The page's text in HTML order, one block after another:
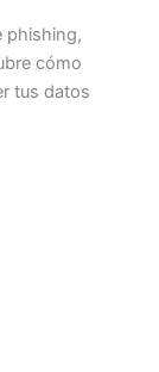
phishing,
cómo
tus datos